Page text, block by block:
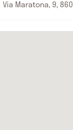
Via Maratona, 9,